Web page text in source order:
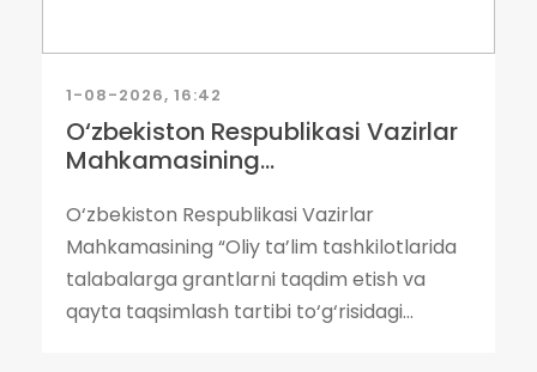
1-08-2026, 16:42
O‘zbekiston Respublikasi Vazirlar
Mahkamasining...
O‘zbekiston Respublikasi Vazirlar
Mahkamasining “Oliy ta’lim tashkilotlarida
talabalarga grantlarni taqdim etish va
qayta taqsimlash tartibi to‘g‘risidagi...